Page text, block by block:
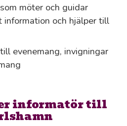
möter och guidar
information och hjälper till
evenemang, invigningar
informatör till